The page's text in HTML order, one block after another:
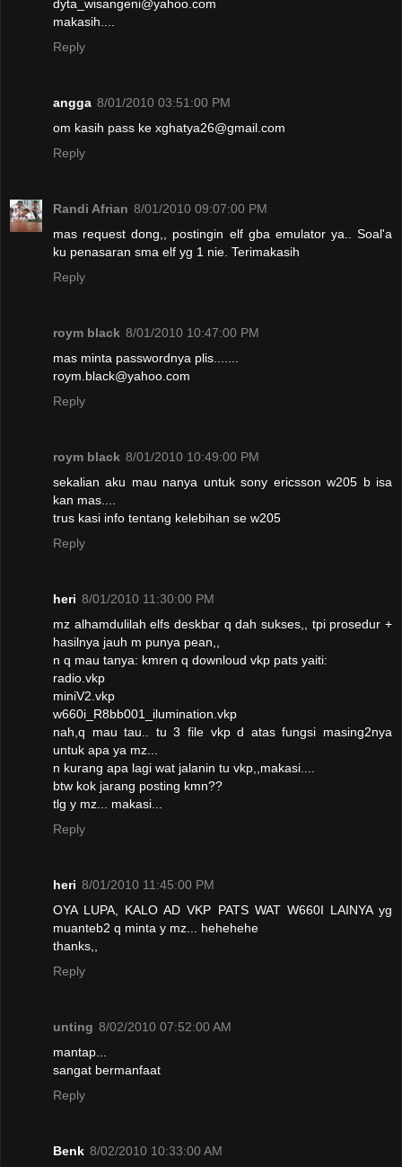
dyta_wisangeni@yahoo.com
makasih....
Reply
angga 8/01/2010 03:51:00 PM
om kasih pass ke xghatya26@gmail.com
Reply
Randi Afrian 8/01/2010 09:07:00 PM
mas request dong,, postingin elf gba emulator ya.. Soal'a
ku penasaran sma elf yg 1 nie. Terimakasih
Reply
roym black 8/01/2010 10:47:00 PM
mas minta passwordnya plis.......
roym.black@yahoo.com
Reply
roym black 8/01/2010 10:49:00 PM
sekalian aku mau nanya untuk sony ericsson w205 b isa
kan mas....
trus kasi info tentang kelebihan se w205
Reply
heri 8/01/2010 11:30:00 PM
mz alhamdulilah elfs deskbar q dah sukses,, tpi prosedur +
hasilnya jauh m punya pean,,
n q mau tanya: kmren q downloud vkp pats yaiti:
radio.vkp
miniV2.vkp
w660i_R8bb001_ilumination.vkp
nah,q mau tau.. tu 3 file vkp d atas fungsi masing2nya
untuk apa ya mz...
n kurang apa lagi wat jalanin tu vkp,,makasi....
btw kok jarang posting kmn??
tlg y mz... makasi...
Reply
heri 8/01/2010 11:45:00 PM
OYA LUPA, KALO AD VKP PATS WAT W660I LAINYA yg
muanteb2 q minta y mz... hehehehe
thanks,,
Reply
unting 8/02/2010 07:52:00 AM
mantap...
sangat bermanfaat
Reply
Benk 8/02/2010 10:33:00 AM